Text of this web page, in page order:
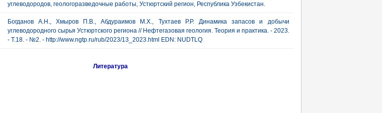
углеводородов, геологоразведочные работы, Устюртский регион, Республика Узбекистан.
Богданов А.Н., Хмыров П.В., Абдураимов М.Х., Тухтаев Р.Р. Динамика запасов и добычи
углеводородного сырья Устюртского региона // Нефтегазовая геология. Теория и практика. - 2023.
- Т.18. - №2. - http://www.ngtp.ru/rub/2023/13_2023.html EDN: NUDTLQ
Литература